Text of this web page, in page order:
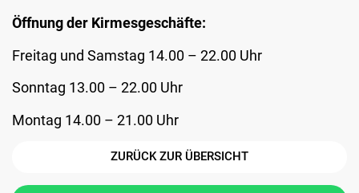
Öffnung der Kirmesgeschäfte:
Freitag und Samstag 14.00 – 22.00 Uhr
Sonntag 13.00 – 22.00 Uhr
Montag 14.00 – 21.00 Uhr
ZURÜCK ZUR ÜBERSICHT